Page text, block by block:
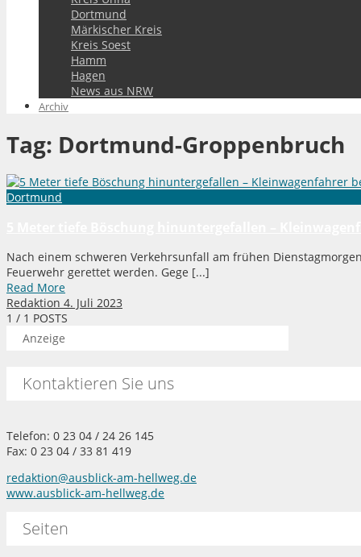
Dortmund
Märkischer Kreis
Kreis Soest
Hamm
Hagen
News aus NRW
Archiv
Tag: Dortmund-Groppenbruch
Dortmund
Nach einem schweren Verkehrsunfall am frühen
Feuerwehr gerettet werden. Gege [...]
Read More
Redaktion 4. Juli 2023
1 / 1 POSTS
Anzeige
Kontaktieren Sie uns
Telefon: 0 23 04 / 24 26 145
Fax: 0 23 04 / 33 81 419
redaktion@ausblick-am-hellweg.de
www.ausblick-am-hellweg.de
Seiten